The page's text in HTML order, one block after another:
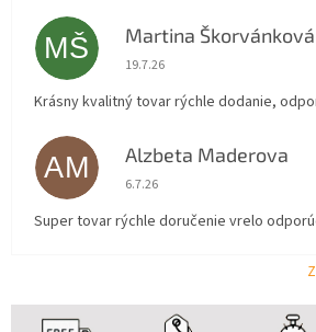
MŠ Martina Škorvánková
Hodnotenie obchodu je 5 z 5
19.7.26
Krásny kvalitný tovar rýchle dodanie,
AM Alzbeta Maderova
Hodnotenie obchodu je 5 z 5
6.7.26
Super tovar rýchle doručenie vrelo